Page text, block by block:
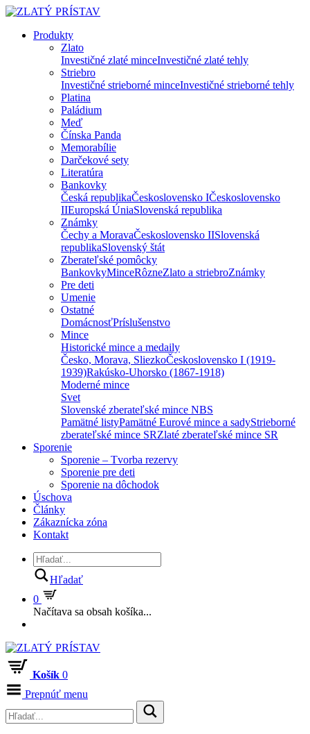
Produkty
Zlato
Investičné zlaté minceInvestičné zlaté tehly
Striebro
Investičné strieborné minceInvestičné strieborné tehly
Platina
Paládium
Meď
Čínska Panda
Memorabílie
Darčekové sety
Literatúra
Bankovky
Česká republikaČeskoslovensko IČeskoslovensko
IIEuropská ÚniaSlovenská republika
Známky
Čechy a MoravaČeskoslovensko IISlovenská
republikaSlovenský štát
Zberateľské pomôcky
BankovkyMinceRôzneZlato a striebroZnámky
Pre deti
Umenie
Ostatné
DomácnosťPríslušenstvo
Mince
Historické mince a medaily
Česko, Morava, SliezkoČeskoslovensko I (1919-
1939)Rakúsko-Uhorsko (1867-1918)
Moderné mince
Svet
Slovenské zberateľské mince NBS
Pamätné listyPamätné Eurové mince a sadyStrieborné
zberateľské mince SRZlaté zberateľské mince SR
Sporenie
Sporenie – Tvorba rezervy
Sporenie pre deti
Sporenie na dôchodok
Úschova
Články
Zákaznícka zóna
Kontakt
Hľadať
0
Načítava sa obsah košíka...
Košík 0
Prepnúť menu